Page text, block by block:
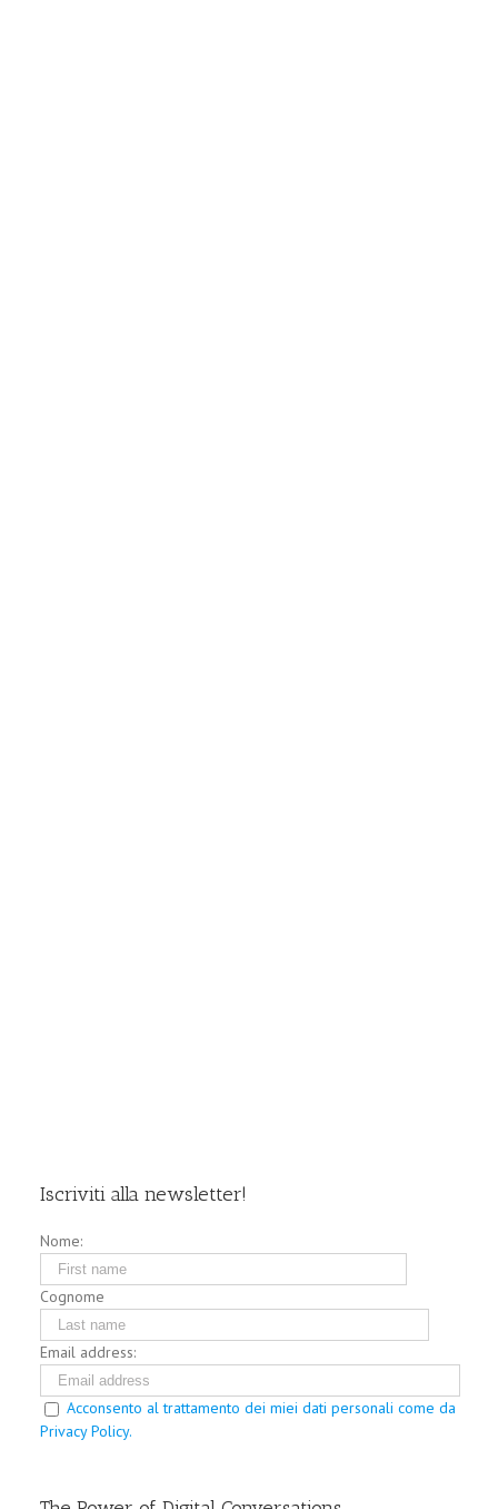
Iscriviti alla newsletter!
Nome:
Cognome
Email address:
Acconsento al trattamento dei miei dati personali come da
Privacy Policy.